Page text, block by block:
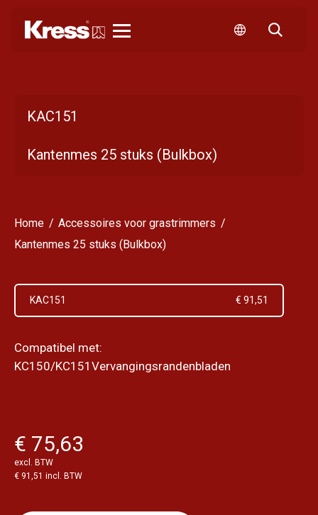
KAC151
Kantenmes 25 stuks (Bulkbox)
Home
Accessoires voor grastrimmers
Kantenmes 25 stuks (Bulkbox)
KAC151 € 91,51
Compatibel met:
KC150/KC151Vervangingsrandenbladen
€ 75,63
excl. BTW
€ 91,51 incl. BTW